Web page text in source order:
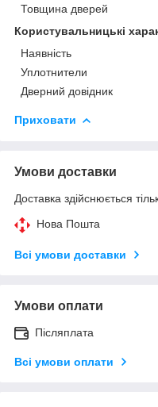
Товщина дверей
Користувальницькі
Наявність
Уплотнители
Дверний довідник
Приховати
Умови доставки
Доставка здійснюється
Нова Пошта
Всі умови доставки
Умови оплати
Післяплата
Всі умови оплати